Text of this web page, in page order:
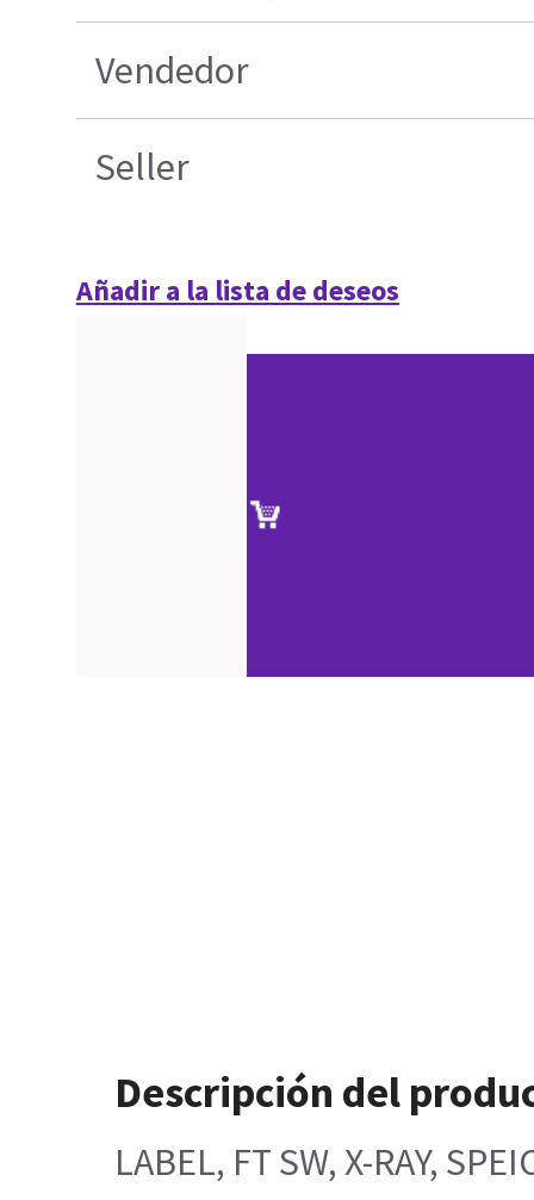
Vendedor
Seller
Añadir a la lista de deseos
Descripción del
LABEL, FT SW, X-RAY,